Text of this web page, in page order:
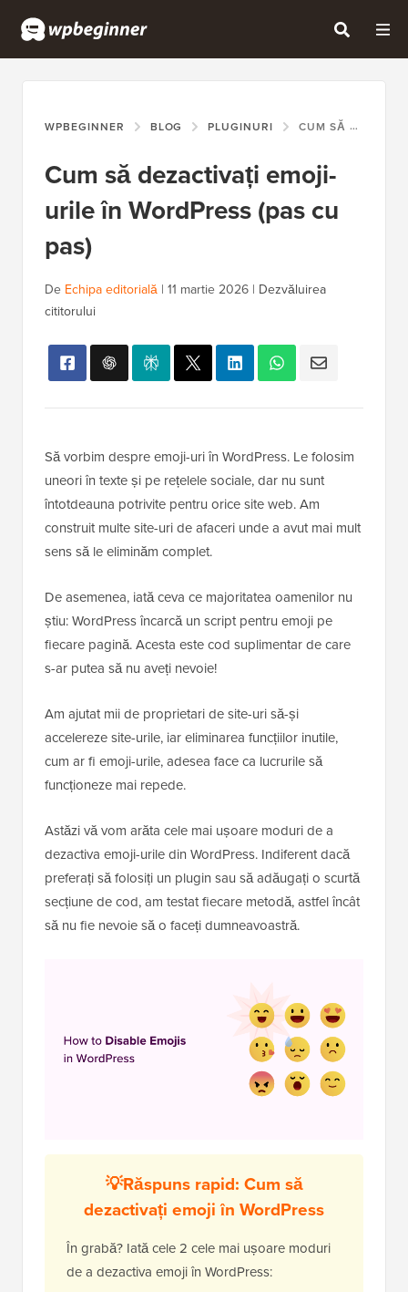
WPBEGINNER BLOG PLUGINURI CUM SĂ DEZACTIVAȚI EMOJI-URILE ÎN WORDPRESS (PAS CU PAS)
Cum să dezactivați emoji-
urile în WordPress (pas cu
pas)
De Echipa editorială | 11 martie 2026 | Dezvăluirea
cititorului
Să vorbim despre emoji-uri în WordPress. Le folosim
uneori în texte și pe rețelele sociale, dar nu sunt
întotdeauna potrivite pentru orice site web. Am
construit multe site-uri de afaceri unde a avut mai mult
sens să le eliminăm complet.
De asemenea, iată ceva ce majoritatea oamenilor nu
știu: WordPress încarcă un script pentru emoji pe
fiecare pagină. Acesta este cod suplimentar de care
s-ar putea să nu aveți nevoie!
Am ajutat mii de proprietari de site-uri să-și
accelereze site-urile, iar eliminarea funcțiilor inutile,
cum ar fi emoji-urile, adesea face ca lucrurile să
funcționeze mai repede.
Astăzi vă vom arăta cele mai ușoare moduri de a
dezactiva emoji-urile din WordPress. Indiferent dacă
preferați să folosiți un plugin sau să adăugați o scurtă
secțiune de cod, am testat fiecare metodă, astfel încât
să nu fie nevoie să o faceți dumneavoastră.
💡Răspuns rapid: Cum să
dezactivați emoji în WordPress
În grabă? Iată cele 2 cele mai ușoare moduri
de a dezactiva emoji în WordPress: